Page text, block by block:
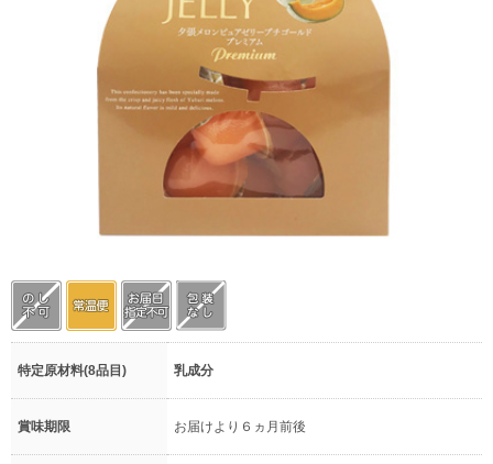
特定原材料(8品目) 乳成分
賞味期限 お届けより６ヵ月前後